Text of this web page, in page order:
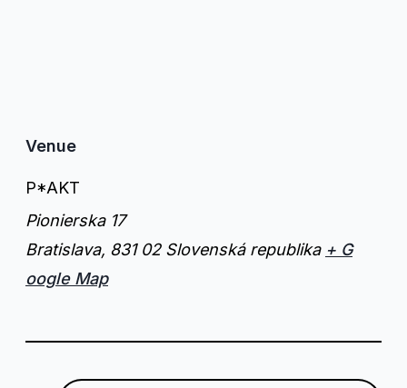
Venue
P*AKT
Pionierska 17
Bratislava, 831 02 Slovenská republika + G
oogle Map